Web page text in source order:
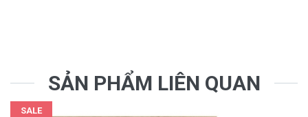
SẢN PHẨM LIÊN QUAN
SALE